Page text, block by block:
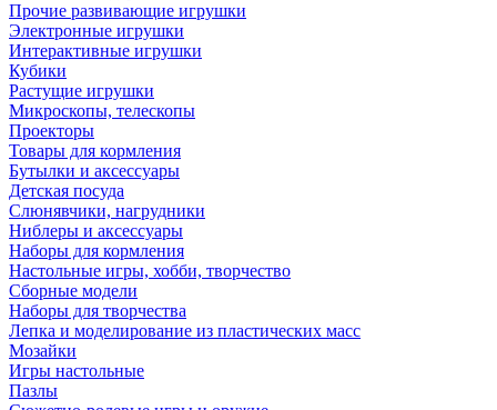
Прочие развивающие игрушки
Электронные игрушки
Интерактивные игрушки
Кубики
Растущие игрушки
Микроскопы, телескопы
Проекторы
Товары для кормления
Бутылки и аксессуары
Детская посуда
Слюнявчики, нагрудники
Ниблеры и аксессуары
Наборы для кормления
Настольные игры, хобби, творчество
Сборные модели
Наборы для творчества
Лепка и моделирование из пластических масс
Мозайки
Игры настольные
Пазлы